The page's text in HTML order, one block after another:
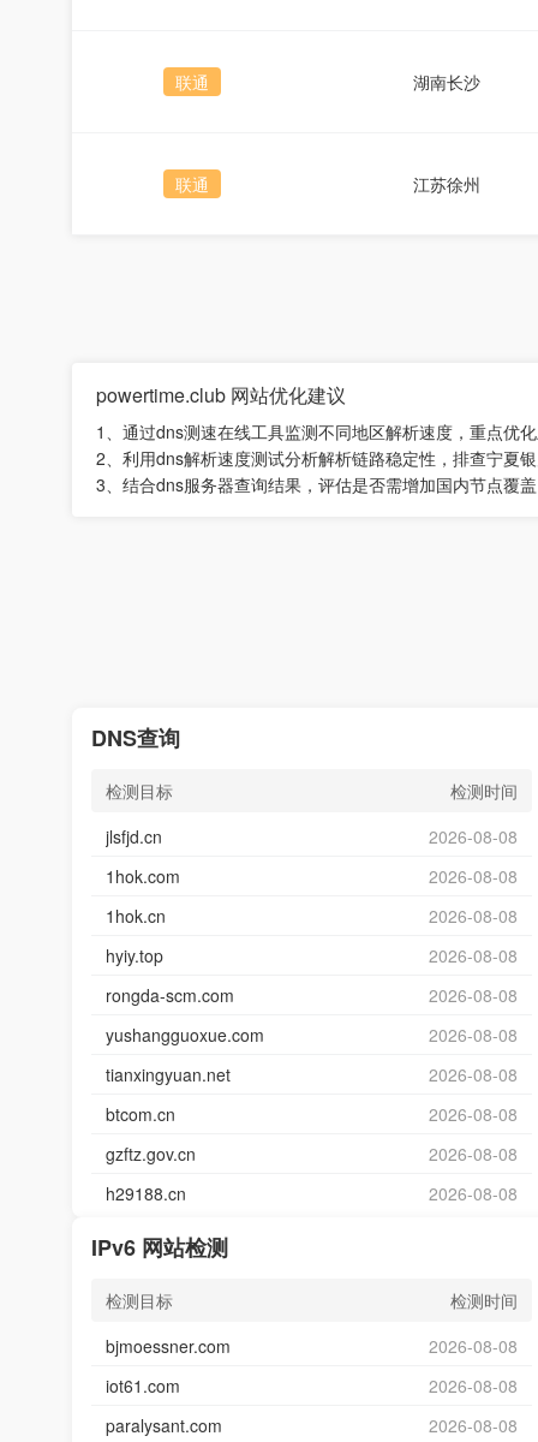
联通 湖南长沙
联通 江苏徐州
powertime.club 网站优化建议
1、通过dns测速在线工具监测不同地区解析速度，重点优
2、利用dns解析速度测试分析解析链路稳定性，排查宁夏
3、结合dns服务器查询结果，评估是否需增加国内节点覆
DNS查询
检测目标
检测时间
jlsfjd.cn
2026-08-08
1hok.com
2026-08-08
1hok.cn
2026-08-08
hyiy.top
2026-08-08
rongda-scm.com
2026-08-08
yushangguoxue.com
2026-08-08
tianxingyuan.net
2026-08-08
btcom.cn
2026-08-08
gzftz.gov.cn
2026-08-08
h29188.cn
2026-08-08
IPv6 网站检测
检测目标
检测时间
bjmoessner.com
2026-08-08
iot61.com
2026-08-08
paralysant.com
2026-08-08